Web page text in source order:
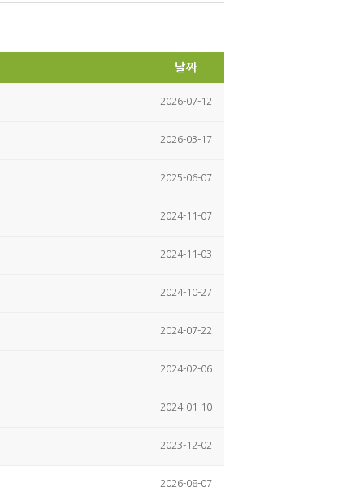
itte ce
날짜
2026-07-12
2026-03-17
2025-06-07
2024-11-07
2024-11-03
2024-10-27
2024-07-22
2024-02-06
2024-01-10
2023-12-02
2026-08-07